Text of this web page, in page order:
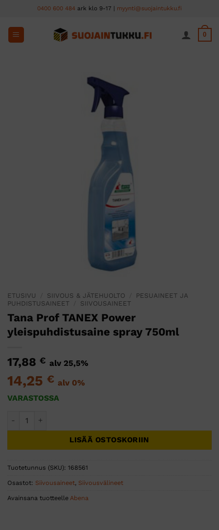
content
0400 600 484 ark klo 9-17 | myynti@suojaintukku.fi
0
ETUSIVU SIIVOUS & JÄTEHUOLTO
PESUAINEET JA
PUHDISTUSAINEET
SIIVOUSAINEET
Tana Prof TANEX Power
yleispuhdistusaine spray 750ml
17,88 € alv 25,5%
14,25 € alv 0%
VARASTOSSA
LISÄÄ OSTOSKORIIN
Tuotetunnus (SKU): 168561
Osastot: Siivousaineet, Siivousvälineet
Avainsana tuotteelle Abena